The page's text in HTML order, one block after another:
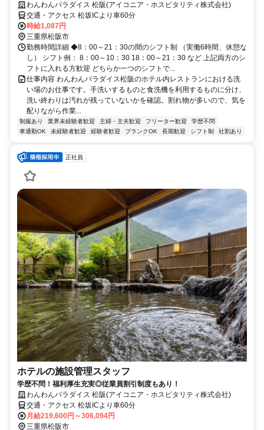
わんわんパラダイス 松阪(アイコニア・ホスピタリティ株式会社)
交通・アクセス 松坂ICより車60分
時給1,087円
三重県松阪市
勤務時間詳細 ◆8：00～21：30の間のシフト制 （実働6時間、休憩な
し） シフト例： 8：00～10：30 18：00～21：30 など 上記両方のシ
フトに入れる方歓迎 どちらか一つのシフトで...
仕事内容 わんわんパラダイス松阪のホテル内レストランにおける洗
い場のお仕事です。手洗いするものと食洗機を利用するものに分け、
洗い終わりは汚れが残っていないかを確認。割れ物が多いので、気を
配りながら作業...
制服あり 業界未経験者歓迎 主婦・主夫歓迎 フリーター歓迎
学歴不問
車通勤OK
未経験者歓迎 経験者歓迎 ブランクOK 長期歓迎 シフト制 社割あり
正社員
ホテルの施設管理スタッフ
学歴不問！福利厚生充実◎従業員割引制度もあり！
わんわんパラダイス 松阪(アイコニア・ホスピタリティ株式会社)
交通・アクセス 松坂ICより車60分
月給219,600円～306,094円
三重県松阪市